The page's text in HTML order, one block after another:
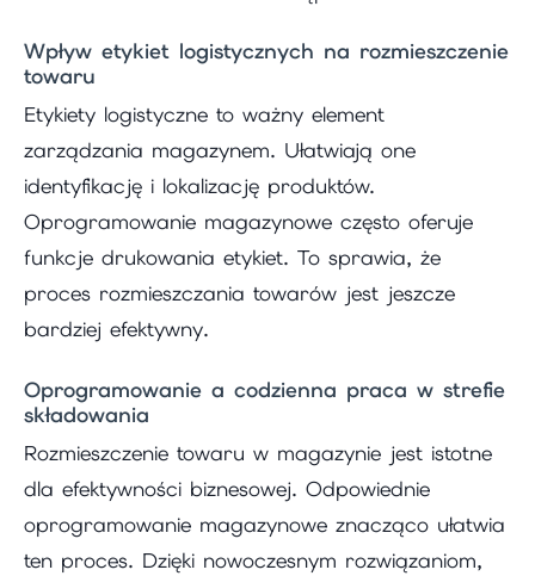
Wpływ etykiet logistycznych na rozmieszczenie
towaru
Etykiety logistyczne to ważny element
zarządzania magazynem. Ułatwiają one
identyfikację i lokalizację produktów.
Oprogramowanie magazynowe często oferuje
funkcje drukowania etykiet. To sprawia, że
proces rozmieszczania towarów jest jeszcze
bardziej efektywny.
Oprogramowanie a codzienna praca w strefie
składowania
Rozmieszczenie towaru w magazynie jest istotne
dla efektywności biznesowej. Odpowiednie
oprogramowanie magazynowe znacząco ułatwia
ten proces. Dzięki nowoczesnym rozwiązaniom,